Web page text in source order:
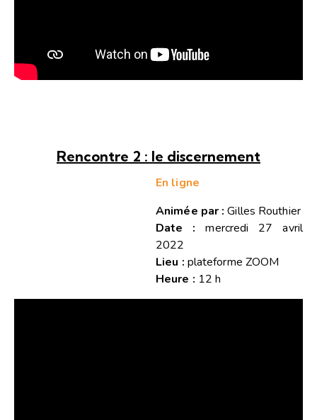
Rencontre 2 : le discernement
En ligne
Animée par : Gilles Routhier
Date : mercredi 27 avril
2022
Lieu : plateforme ZOOM
Heure : 12 h